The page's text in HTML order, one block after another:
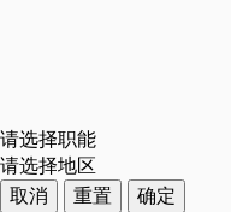
请选择职能
请选择地区
取消
重置
确定